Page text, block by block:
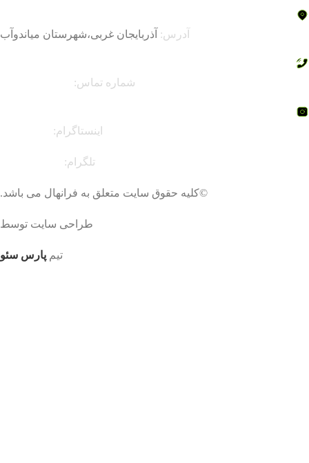
آدرس: آذربایجان غربی،شهرستان میاندوآب
شماره تماس:
اینستاگرام:
تلگرام:
©کلیه حقوق سایت متعلق به فرانهال می باشد.
طراحی سایت توسط
تیم پارس سئو